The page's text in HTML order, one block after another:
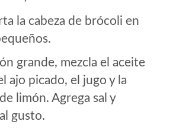
la cabeza de brócoli en
grande, mezcla el aceite
ajo picado, el jugo y la
limón. Agrega sal y
gusto.